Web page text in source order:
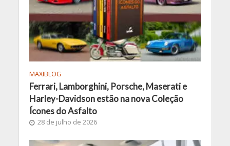
MAXIBLOG
Ferrari, Lamborghini, Porsche, Maserati e
Harley-Davidson estão na nova Coleção
Ícones do Asfalto
28 de julho de 2026